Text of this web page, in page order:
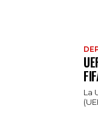
La